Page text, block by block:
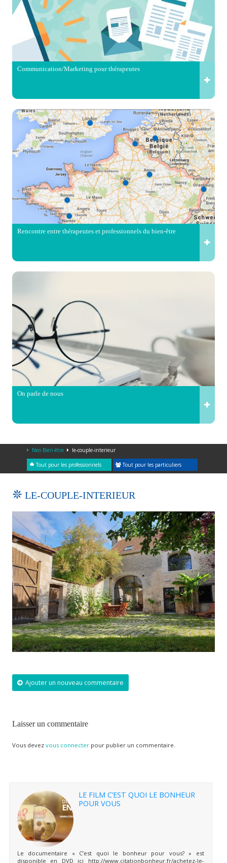
Communication/Marketing pour thérapeutes
Rencontre entre thérapeutes et professionnels du bien-être
On parle de nous
Neo Bien-être le-couple-interieur
Tout pour les professionnels Tout pour les particuliers
LE-COUPLE-INTERIEUR
Ajouter un nouveau commentaire
Laisser un commentaire
Vous devez vous connecterpour publier un commentaire.
LE FILM C’EST QUOI LE BONHEUR
POUR VOUS
Le documentaire « C’est quoi le bonheur pour vous? » est
disponible en DVD ici http://www.citationbonheur.fr/achetez-le-